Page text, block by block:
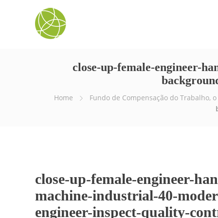
close-up-female-engineer-
Home Fundo de Compensação do Trabalho,
close-up-female-engineer-
machine-industrial-40-
engineer-inspect-quality-